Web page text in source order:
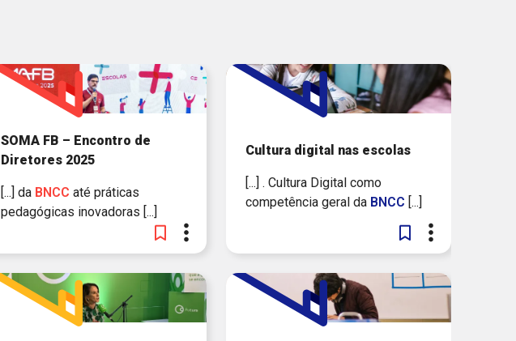
TRILHA
PAULO
FUNDAÇÃO ITAÚ
SESI NACIONAL / SENAI
NACIONAL
SOMA FB – Encontro de
Diretores 2025
[...] da BNCC até práticas
pedagógicas inovadoras [...]
Cultura digital nas escolas
[...] . Cultura Digital como
competência geral da BNCC [...]